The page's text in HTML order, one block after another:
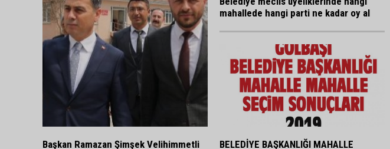
Başkan Ramazan Şimşek Velihimmetli
mahallede hangi parti ne kadar oy al
BELEDİYE BAŞKANLIĞI MAHALLE